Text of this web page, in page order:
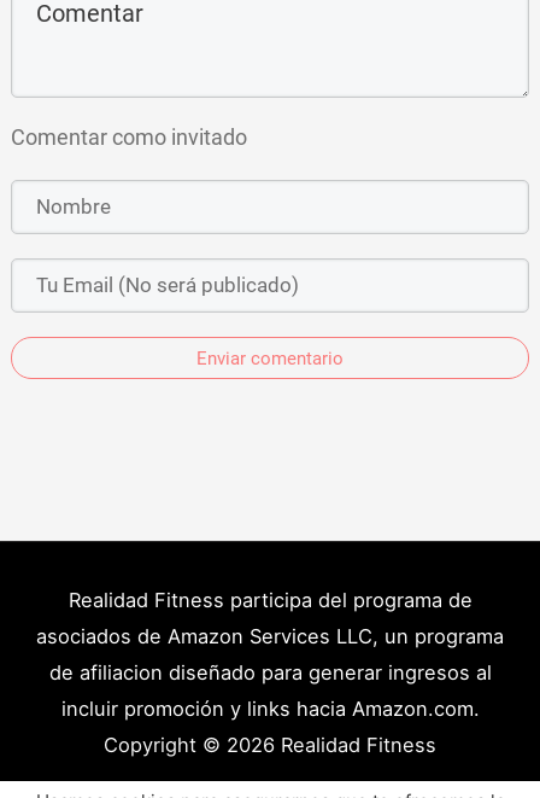
Comentar como invitado
Enviar comentario
Realidad Fitness participa del programa de
asociados de Amazon Services LLC, un programa
de afiliacion diseñado para generar ingresos al
incluir promoción y links hacia Amazon.com.
Copyright © 2026 Realidad Fitness